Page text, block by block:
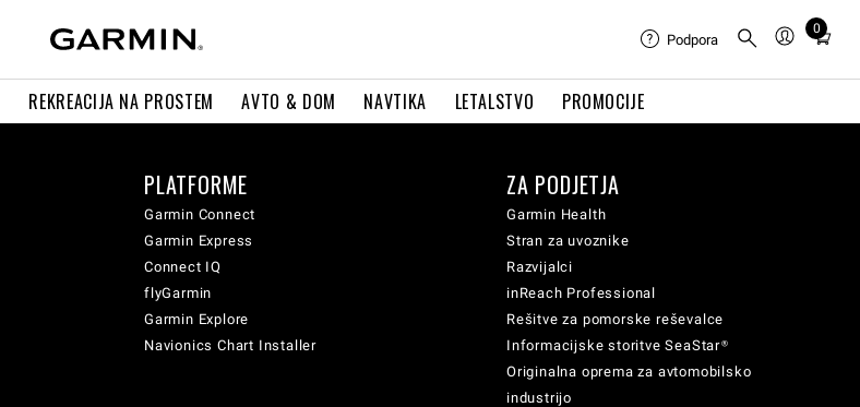
REKREACIJA NA PROSTEM AVTO & DOM NAVTIKA LETALSTVO PROMOCIJE
Podpora
0
Total
in
PLATFORME
Garmin Connect
Garmin Express
Connect IQ
flyGarmin
Garmin Explore
Navionics Chart Installer
ZA PODJETJA
Garmin Health
Stran za uvoznike
Razvijalci
inReach Professional
Rešitve za pomorske reševalce
Informacijske storitve SeaStar®
Originalna oprema za avtomobilsko
industrijo